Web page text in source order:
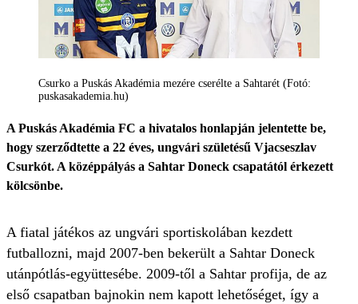
Csurko a Puskás Akadémia mezére cserélte a Sahtarét (Fotó:
puskasakademia.hu)
A Puskás Akadémia FC a hivatalos honlapján jelentette be,
hogy szerződtette a 22 éves, ungvári születésű Vjacseszlav
Csurkót. A középpályás a Sahtar Doneck csapatától érkezett
kölcsönbe.
A fiatal játékos az ungvári sportiskolában kezdett
futballozni, majd 2007-ben bekerült a Sahtar Doneck
utánpótlás-együttesébe. 2009-től a Sahtar profija, de az
első csapatban bajnokin nem kapott lehetőséget, így a